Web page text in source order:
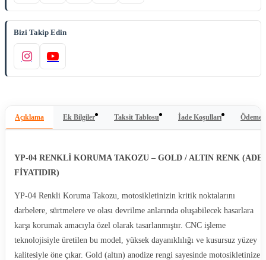
Bizi Takip Edin
Açıklama Ek Bilgiler Taksit Tablosu İade Koşulları Ödeme
YP-04 RENKLİ KORUMA TAKOZU – GOLD / ALTIN RENK
FİYATIDIR)
YP-04 Renkli Koruma Takozu, motosikletinizin kritik noktalarını
darbelere, sürtmelere ve olası devrilme anlarında oluşabilecek hasarlara
karşı korumak amacıyla özel olarak tasarlanmıştır. CNC işleme
teknolojisiyle üretilen bu model, yüksek dayanıklılığı ve kusursuz yüzey
kalitesiyle öne çıkar. Gold (altın) anodize rengi sayesinde motosikletinize